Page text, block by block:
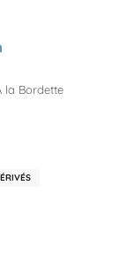
la Bordette